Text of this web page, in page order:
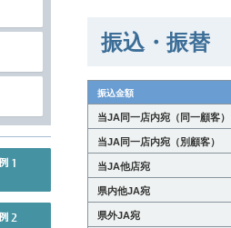
振込・振替
振込金額
当JA同一店内宛（同一顧客）
当JA同一店内宛（別顧客）
当JA他店宛
県内他JA宛
県外JA宛